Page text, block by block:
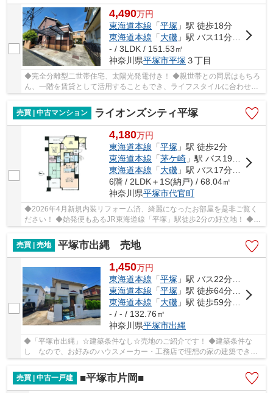
4,490万円
東海道本線 「平塚 」駅 徒歩18分
東海道本線 「大磯 」駅 バス11分 「柳町（平塚市）」 停歩4分
- / 3LDK / 151.53㎡
神奈川県平塚市平塚 ３丁目
◆完全分離型二世帯住宅、太陽光発電付き！ ◆親世帯との同居はもちろ
ん、一階を賃貸として活用することもでき、ライフスタイルに合わせた
柔軟な使い方が可能です。 ◆約54坪のゆとりある...
売買 | 中古マンション
ライオンズシティ平塚
4,180万円
東海道本線 「平塚 」駅 徒歩2分
東海道本線 「茅ケ崎 」駅 バス19分 「平塚駅北口」 停歩4分
東海道本線 「大磯 」駅 バス17分 「平塚駅北口」 停歩6分
6階 / 2LDK＋1S(納戸) / 68.04㎡
神奈川県平塚市代官町
◆2026年4月新規内装リフォーム済、綺麗になったお部屋を是非ご覧く
ださい！ ◆始発便もあるJR東海道線「平塚」駅徒歩2分の好立地！ ◆角
部屋、6階部分、三面バルコニー、開放感のあるお...
売買 | 売地
平塚市出縄 売地
1,450万円
東海道本線 「平塚」駅 バス22分 「下出縄」 停歩4分
東海道本線 「平塚」駅 徒歩64分車15分 5.2km
東海道本線 「大磯」駅 徒歩59分車13分 4.8km
- / - / 132.76㎡
神奈川県平塚市出縄
◆「平塚市出縄」☆建築条件なし☆売地のご紹介です！ ◆建築条件な
し なので、お好みのハウスメーカー・工務店で理想の家の建築できま
売買 | 中古一戸建
■平塚市片岡■